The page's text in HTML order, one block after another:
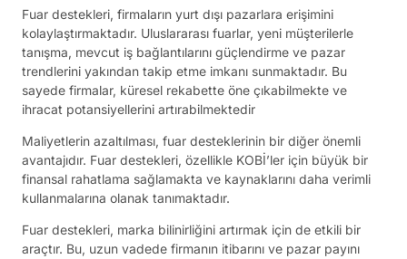
Fuar destekleri, firmaların yurt dışı pazarlara erişimini
kolaylaştırmaktadır. Uluslararası fuarlar, yeni müşterilerle
tanışma, mevcut iş bağlantılarını güçlendirme ve pazar
trendlerini yakından takip etme imkanı sunmaktadır. Bu
sayede firmalar, küresel rekabette öne çıkabilmekte ve
ihracat potansiyellerini artırabilmektedir
Maliyetlerin azaltılması, fuar desteklerinin bir diğer önemli
avantajıdır. Fuar destekleri, özellikle KOBİ’ler için büyük bir
finansal rahatlama sağlamakta ve kaynaklarını daha verimli
kullanmalarına olanak tanımaktadır.
Fuar destekleri, marka bilinirliğini artırmak için de etkili bir
araçtır. Bu, uzun vadede firmanın itibarını ve pazar payını